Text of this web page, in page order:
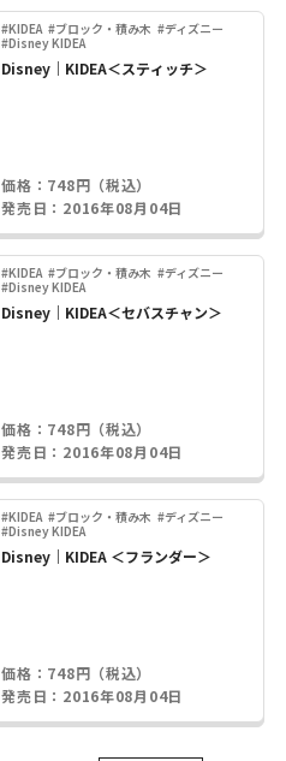
#KIDEA #ブロック・積み木 #ディズニー
#Disney KIDEA
Disney｜KIDEA＜スティッチ＞
価格：748円（税込）
発売日：2016年08月04日
#KIDEA #ブロック・積み木 #ディズニー
#Disney KIDEA
Disney｜KIDEA＜セバスチャン＞
価格：748円（税込）
発売日：2016年08月04日
#KIDEA #ブロック・積み木 #ディズニー
#Disney KIDEA
Disney｜KIDEA ＜フランダー＞
価格：748円（税込）
発売日：2016年08月04日